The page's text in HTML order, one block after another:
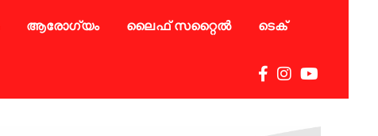
ആരോഗ്യം ലൈഫ് സറ്റൈൽ
ടെക്